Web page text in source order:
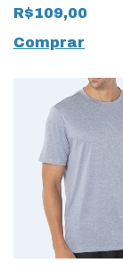
R$109,00
Comprar